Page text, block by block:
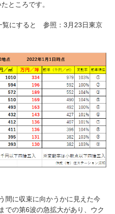
ところです。
覧にすると 参照：3月23日東京
間に収束に向かうかに見えた今
での第6波の急拡大があり、ウク